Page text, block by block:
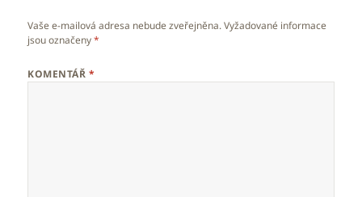
Vaše e-mailová adresa nebude zveřejněna. Vyžadované informace
jsou označeny*
KOMENTÁŘ *